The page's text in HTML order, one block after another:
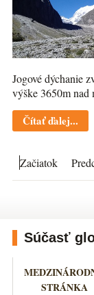
Jogové dýchanie
výške 3650m nad
Čítať ďalej...
Začiatok
Súčasť
STRÁNKA